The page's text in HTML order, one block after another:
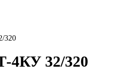
320
4КУ 32/320